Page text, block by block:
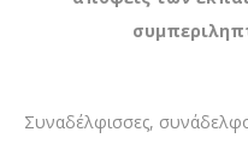
Συναδέλφισσες,